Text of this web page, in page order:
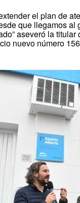
el plan de
que llegamos
aseveró la
nuevo número